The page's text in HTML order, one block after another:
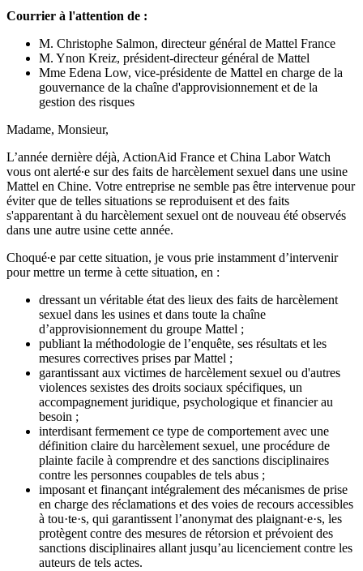
Courrier à l'attention de :
M. Christophe Salmon, directeur général de Mattel France
M. Ynon Kreiz, président-directeur général de Mattel
Mme Edena Low, vice-présidente de Mattel en charge de la
gouvernance de la chaîne d'approvisionnement et de la
gestion des risques
Madame, Monsieur,
L’année dernière déjà, ActionAid France et China Labor Watch
vous ont alerté∙e sur des faits de harcèlement sexuel dans une usine
Mattel en Chine. Votre entreprise ne semble pas être intervenue pour
éviter que de telles situations se reproduisent et des faits
s'apparentant à du harcèlement sexuel ont de nouveau été observés
dans une autre usine cette année.
Choqué∙e par cette situation, je vous prie instamment d’intervenir
pour mettre un terme à cette situation, en :
dressant un véritable état des lieux des faits de harcèlement
sexuel dans les usines et dans toute la chaîne
d’approvisionnement du groupe Mattel ;
publiant la méthodologie de l’enquête, ses résultats et les
mesures correctives prises par Mattel ;
garantissant aux victimes de harcèlement sexuel ou d'autres
violences sexistes des droits sociaux spécifiques, un
accompagnement juridique, psychologique et financier au
besoin ;
interdisant fermement ce type de comportement avec une
définition claire du harcèlement sexuel, une procédure de
plainte facile à comprendre et des sanctions disciplinaires
contre les personnes coupables de tels abus ;
imposant et finançant intégralement des mécanismes de prise
en charge des réclamations et des voies de recours accessibles
à tou·te·s, qui garantissent l’anonymat des plaignant·e·s, les
protègent contre des mesures de rétorsion et prévoient des
sanctions disciplinaires allant jusqu’au licenciement contre les
auteurs de tels actes.